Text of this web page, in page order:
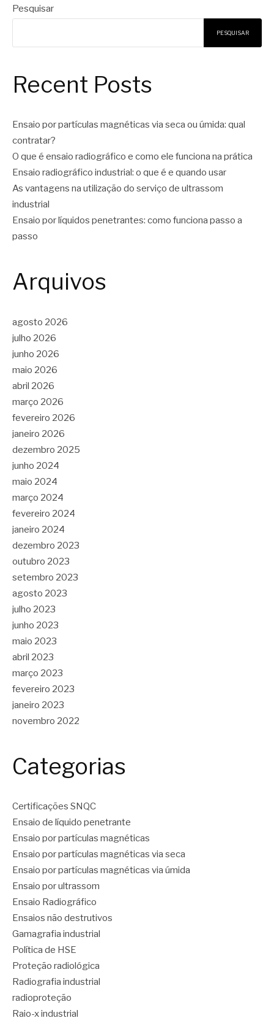
Pesquisar
PESQUISAR
Recent Posts
Ensaio por partículas magnéticas via seca ou úmida: qual
contratar?
O que é ensaio radiográfico e como ele funciona na prática
Ensaio radiográfico industrial: o que é e quando usar
As vantagens na utilização do serviço de ultrassom
industrial
Ensaio por líquidos penetrantes: como funciona passo a
passo
Arquivos
agosto 2026
julho 2026
junho 2026
maio 2026
abril 2026
março 2026
fevereiro 2026
janeiro 2026
dezembro 2025
junho 2024
maio 2024
março 2024
fevereiro 2024
janeiro 2024
dezembro 2023
outubro 2023
setembro 2023
agosto 2023
julho 2023
junho 2023
maio 2023
abril 2023
março 2023
fevereiro 2023
janeiro 2023
novembro 2022
Categorias
Certificações SNQC
Ensaio de líquido penetrante
Ensaio por partículas magnéticas
Ensaio por partículas magnéticas via seca
Ensaio por partículas magnéticas via úmida
Ensaio por ultrassom
Ensaio Radiográfico
Ensaios não destrutivos
Gamagrafia industrial
Política de HSE
Proteção radiológica
Radiografia industrial
radioproteção
Raio-x industrial